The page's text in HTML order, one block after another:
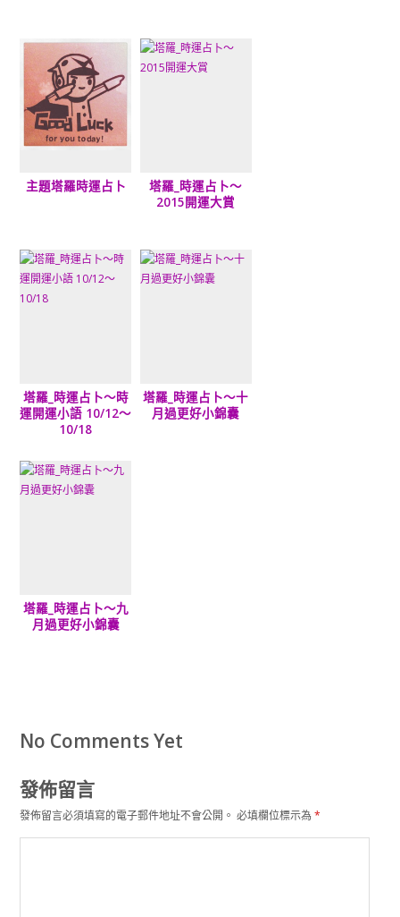
主題塔羅時運占卜
塔羅_時運占卜～
2015開運大賞
塔羅_時運占卜～時
運開運小語 10/12～
10/18
塔羅_時運占卜～十
月過更好小錦囊
塔羅_時運占卜～九
月過更好小錦囊
No Comments Yet
發佈留言
發佈留言必須填寫的電子郵件地址不會公開。 必填欄位標示為*